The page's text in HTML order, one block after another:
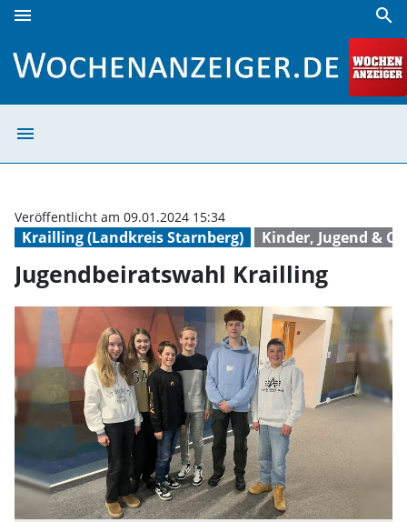
menu search
menu
Krailling (Landkreis Starnberg) Kinder, Jugend &
Veröffentlicht am 09.01.2024 15:34
Jugendbeiratswahl Krailling